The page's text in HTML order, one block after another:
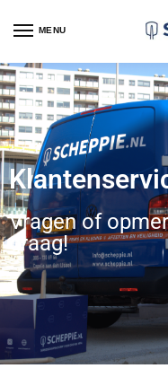
MENU
Vragen of
graag!